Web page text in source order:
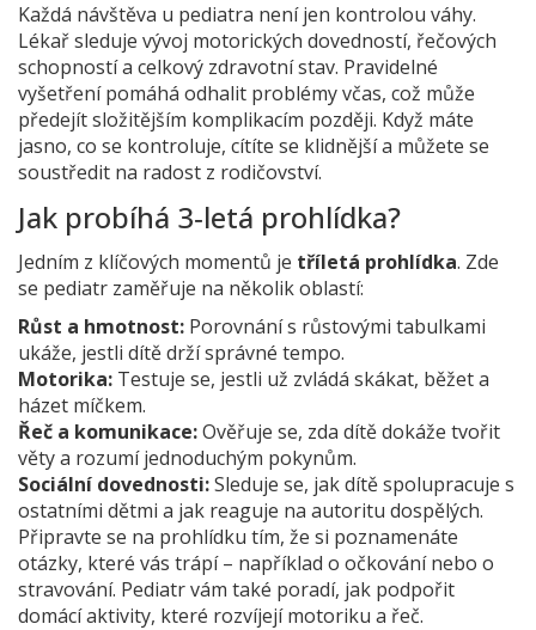
Každá návštěva u pediatra není jen kontrolou váhy.
Lékař sleduje vývoj motorických dovedností, řečových
schopností a celkový zdravotní stav. Pravidelné
vyšetření pomáhá odhalit problémy včas, což může
předejít složitějším komplikacím později. Když máte
jasno, co se kontroluje, cítíte se klidnější a můžete se
soustředit na radost z rodičovství.
Jak probíhá 3‑letá prohlídka?
Jedním z klíčových momentů je tříletá prohlídka. Zde
se pediatr zaměřuje na několik oblastí:
Růst a hmotnost: Porovnání s růstovými tabulkami
ukáže, jestli dítě drží správné tempo.
Motorika: Testuje se, jestli už zvládá skákat, běžet a
házet míčkem.
Řeč a komunikace:Ověřuje se, zda dítě dokáže tvořit
věty a rozumí jednoduchým pokynům.
Sociální dovednosti:Sleduje se, jak dítě spolupracuje s
ostatními dětmi a jak reaguje na autoritu dospělých.
Připravte se na prohlídku tím, že si poznamenáte
otázky, které vás trápí – například o očkování nebo o
stravování. Pediatr vám také poradí, jak podpořit
domácí aktivity, které rozvíjejí motoriku a řeč.